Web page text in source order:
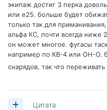
экипаж достиг 3 перка
или е25. больше будет
только так для
альфа КС, почти всегда ниже
он может многое. фугасы
например по КВ-4 или ОН-О.
снарядов, так что переживать
Цитата